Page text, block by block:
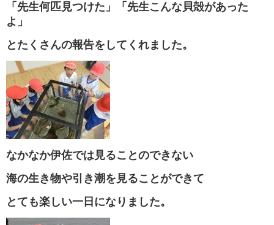
「先生何匹見つけた」「先生こんな貝殻があった
よ」
とたくさんの報告をしてくれました。
なかなか伊佐では見ることのできない
海の生き物や引き潮を見ることができて
とても楽しい一日になりました。